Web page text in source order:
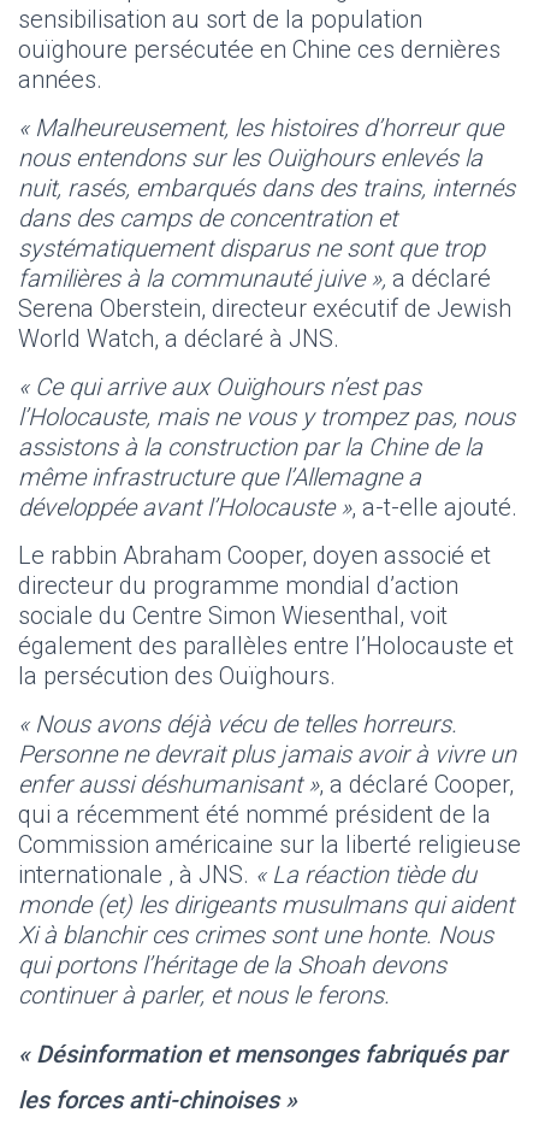
sensibilisation au sort de la population
ouïghoure persécutée en Chine ces dernières
années.
« Malheureusement, les histoires d’horreur que
nous entendons sur les Ouïghours enlevés la
nuit, rasés, embarqués dans des trains, internés
dans des camps de concentration et
systématiquement disparus ne sont que trop
familières à la communauté juive », a déclaré
Serena Oberstein, directeur exécutif de Jewish
World Watch, a déclaré à JNS.
« Ce qui arrive aux Ouïghours n’est pas
l’Holocauste, mais ne vous y trompez pas, nous
assistons à la construction par la Chine de la
même infrastructure que l’Allemagne a
développée avant l’Holocauste », a-t-elle ajouté.
Le rabbin Abraham Cooper, doyen associé et
directeur du programme mondial d’action
sociale du Centre Simon Wiesenthal, voit
également des parallèles entre l’Holocauste et
la persécution des Ouïghours.
« Nous avons déjà vécu de telles horreurs.
Personne ne devrait plus jamais avoir à vivre un
enfer aussi déshumanisant », a déclaré Cooper,
qui a récemment été nommé président de la
Commission américaine sur la liberté religieuse
internationale , à JNS. « La réaction tiède du
monde (et) les dirigeants musulmans qui aident
Xi à blanchir ces crimes sont une honte. Nous
qui portons l’héritage de la Shoah devons
continuer à parler, et nous le ferons.
« Désinformation et mensonges fabriqués par
les forces anti-chinoises »